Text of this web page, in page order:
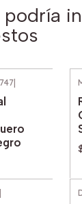
podría